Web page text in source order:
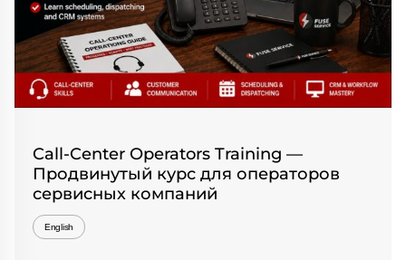
Call-Center Operators Training —
Продвинутый курс для операторов
сервисных компаний
English